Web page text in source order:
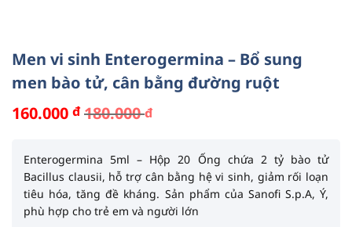
Men vi sinh Enterogermina – Bổ sung
men bào tử, cân bằng đường ruột
180.000đ
Giá
180.000 đ.
160.000 đ
Giá
là:
160.000 đ.
Enterogermina 5ml – Hộp 20 Ống chứa 2 tỷ bào tử
Bacillus clausii, hỗ trợ cân bằng hệ vi sinh, giảm rối loạn
tiêu hóa, tăng đề kháng. Sản phẩm của Sanofi S.p.A, Ý,
phù hợp cho trẻ em và người lớn